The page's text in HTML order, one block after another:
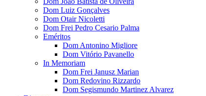
Dom Luiz Gonçalves
Dom Otair Nicoletti
Dom Frei Pedro Cesario Palma
Eméritos
Dom Antonino Migliore
Dom Vitório Pavanello
In Memoriam
Dom Frei Janusz Marian
Dom Redovino Rizzardo
Dom Segismundo Martinez Alvarez